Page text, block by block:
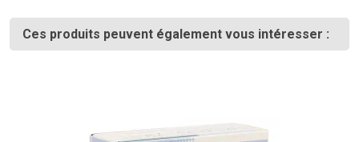
Ces produits peuvent également vous intéresser :